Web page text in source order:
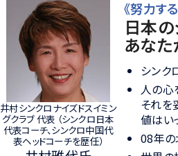
井村シンクロナイズドスイミン
グクラブ 代表 （シンクロ日本
代表コーチ、シンクロ中国代
表ヘッドコーチを歴任）
《努力す
日本の
あなた
シンク
人の心
それを
値はい
08年の